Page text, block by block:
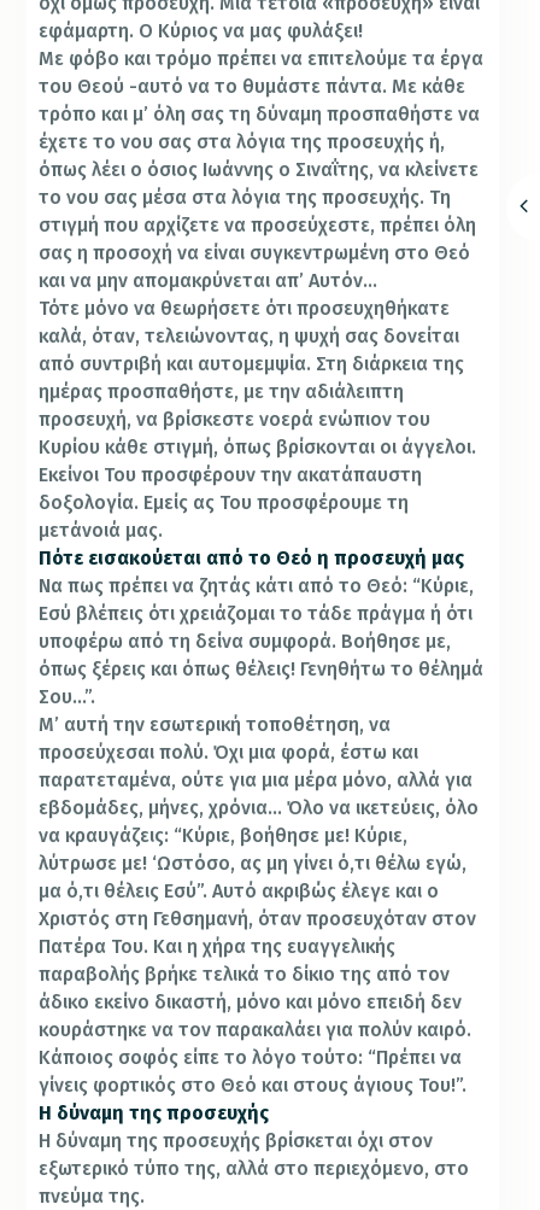
εφάμαρτη. Ο Κύριος να μας φυλάξει!
Με φόβο και τρόμο πρέπει να επιτελούμε τα έργα
του Θεού -αυτό να το θυμάστε πάντα. Με κάθε
τρόπο και μ’ όλη σας τη δύναμη προσπαθήστε να
έχετε το νου σας στα λόγια της προσευχής ή,
όπως λέει ο όσιος Ιωάννης ο Σιναΐτης, να κλείνετε
το νου σας μέσα στα λόγια της προσευχής. Τη
στιγμή που αρχίζετε να προσεύχεστε, πρέπει όλη
σας η προσοχή να είναι συγκεντρωμένη στο Θεό
και να μην απομακρύνεται απ’ Αυτόν…
Τότε μόνο να θεωρήσετε ότι προσευχηθήκατε
καλά, όταν, τελειώνοντας, η ψυχή σας δονείται
από συντριβή και αυτομεμψία. Στη διάρκεια της
ημέρας προσπαθήστε, με την αδιάλειπτη
προσευχή, να βρίσκεστε νοερά ενώπιον του
Κυρίου κάθε στιγμή, όπως βρίσκονται οι άγγελοι.
Εκείνοι Του προσφέρουν την ακατάπαυστη
δοξολογία. Εμείς ας Του προσφέρουμε τη
μετάνοιά μας.
Πότε εισακούεται από το Θεό η προσευχή μας
Να πως πρέπει να ζητάς κάτι από το Θεό: “Κύριε,
Εσύ βλέπεις ότι χρειάζομαι το τάδε πράγμα ή ότι
υποφέρω από τη δείνα συμφορά. Βοήθησε με,
όπως ξέρεις και όπως θέλεις! Γενηθήτω το θέλημά
Σου…”.
Μ’ αυτή την εσωτερική τοποθέτηση, να
προσεύχεσαι πολύ. Όχι μια φορά, έστω και
παρατεταμένα, ούτε για μια μέρα μόνο, αλλά για
εβδομάδες, μήνες, χρόνια… Όλο να ικετεύεις, όλο
να κραυγάζεις: “Κύριε, βοήθησε με! Κύριε,
λύτρωσε με! ‘Ωστόσο, ας μη γίνει ό,τι θέλω εγώ,
μα ό,τι θέλεις Εσύ”. Αυτό ακριβώς έλεγε και ο
Χριστός στη Γεθσημανή, όταν προσευχόταν στον
Πατέρα Του. Και η χήρα της ευαγγελικής
παραβολής βρήκε τελικά το δίκιο της από τον
άδικο εκείνο δικαστή, μόνο και μόνο επειδή δεν
κουράστηκε να τον παρακαλάει για πολύν καιρό.
Κάποιος σοφός είπε το λόγο τούτο: “Πρέπει να
γίνεις φορτικός στο Θεό και στους άγιους Του!”.
Η δύναμη της προσευχής
Η δύναμη της προσευχής βρίσκεται όχι στον
εξωτερικό τύπο της, αλλά στο περιεχόμενο, στο
πνεύμα της.